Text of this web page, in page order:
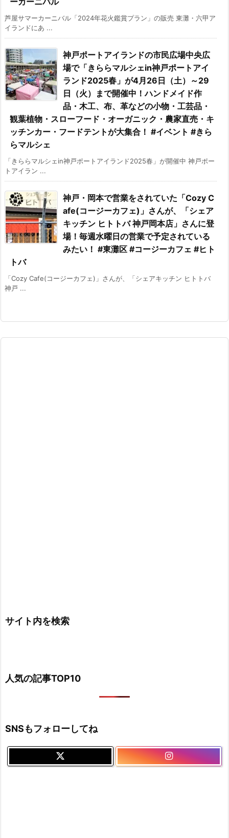
芦屋サマーカーニバル「2024年花火鑑賞プラン」の販売 東灘・六甲ア
イランドにあ ...
神戸ポートアイランドの市民広場中央広
場で「きららマルシェin神戸ポートアイ
ランド2025春」が4月26日（土）～29
日（火）まで開催中！ハンドメイド作
品・木工、布、革などの小物・工芸品・
観葉植物・スローフード・オーガニック・農家直売・キ
ッチンカー・フードテントが大集合！ #イベント #きら
らマルシェ
「きららマルシェin神戸ポートアイランド2025春」が開催中 神戸ポー
トアイラン ...
神戸・岡本で営業をされていた「Cozy C
afe(コージーカフェ)」さんが、「シェア
キッチン ヒトトバ 神戸岡本店」さんに登
場！毎週水曜日の営業で予定されている
みたい！ #東灘区 #コージーカフェ #ヒト
トバ
「Cozy Cafe(コージーカフェ)」さんが、「シェアキッチン ヒトトバ
神戸 ...
サイト内を検索
人気の記事TOP10
SNSもフォローしてね